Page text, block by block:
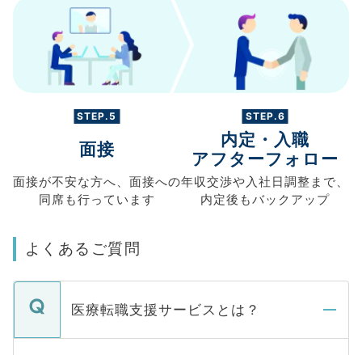
STEP.5
面接
面接が不安な方へ、 面接への
同席も行っています
STEP.6
内定・入職
アフターフォロー
年収交渉や入社日調整まで、
内定後もバックアップ
よくあるご質問
医療転職支援サービスとは？